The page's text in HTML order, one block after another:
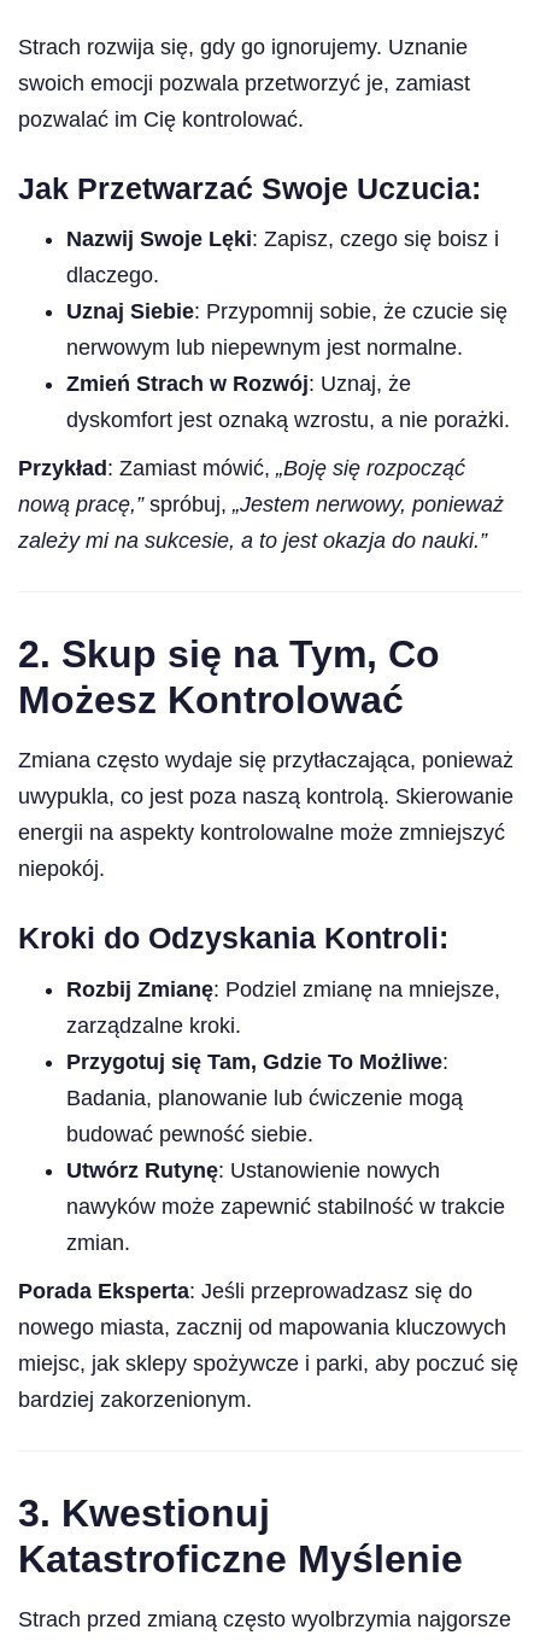
Strach rozwija się, gdy go ignorujemy. Uznanie
swoich emocji pozwala przetworzyć je, zamiast
pozwalać im Cię kontrolować.
Jak Przetwarzać Swoje Uczucia:
Nazwij Swoje Lęki: Zapisz, czego się boisz i
dlaczego.
Uznaj Siebie: Przypomnij sobie, że czucie się
nerwowym lub niepewnym jest normalne.
Zmień Strach w Rozwój: Uznaj, że
dyskomfort jest oznaką wzrostu, a nie porażki.
Przykład : Zamiast mówić, „Boję się rozpocząć
nową pracę,”spróbuj, „Jestem nerwowy, ponieważ
zależy mi na sukcesie, a to jest okazja do nauki.”
2. Skup się na Tym, Co
Możesz Kontrolować
Zmiana często wydaje się przytłaczająca, ponieważ
uwypukla, co jest poza naszą kontrolą. Skierowanie
energii na aspekty kontrolowalne może zmniejszyć
niepokój.
Kroki do Odzyskania Kontroli:
Rozbij Zmianę: Podziel zmianę na mniejsze,
zarządzalne kroki.
Przygotuj się Tam, Gdzie To Możliwe:
Badania, planowanie lub ćwiczenie mogą
budować pewność siebie.
Utwórz Rutynę: Ustanowienie nowych
nawyków może zapewnić stabilność w trakcie
zmian.
Porada Eksperta: Jeśli przeprowadzasz się do
nowego miasta, zacznij od mapowania kluczowych
miejsc, jak sklepy spożywcze i parki, aby poczuć się
bardziej zakorzenionym.
3. Kwestionuj
Katastroficzne Myślenie
Strach przed zmianą często wyolbrzymia najgorsze